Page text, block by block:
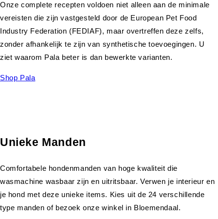
Onze complete recepten voldoen niet alleen aan de minimale
vereisten die zijn vastgesteld door de European Pet Food
Industry Federation (FEDIAF), maar overtreffen deze zelfs,
zonder afhankelijk te zijn van synthetische toevoegingen. U
ziet waarom Pala beter is dan bewerkte varianten.
Shop Pala
Unieke Manden
Comfortabele hondenmanden van hoge kwaliteit die
wasmachine wasbaar zijn en uitritsbaar. Verwen je interieur en
je hond met deze unieke items. Kies uit de 24 verschillende
type manden of bezoek onze winkel in Bloemendaal.